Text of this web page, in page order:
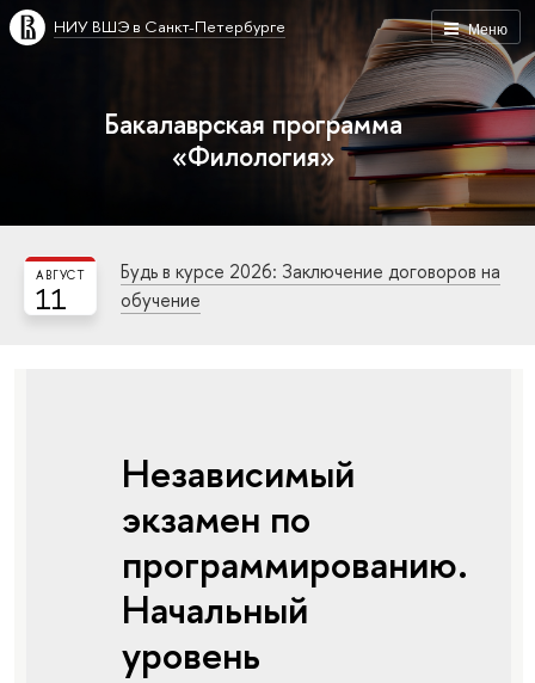
Меню
НИУ ВШЭ в Санкт-Петербурге
Бакалаврская программа
«Филология»
11
АВГУСТ
Будь в курсе 2026: Заключение договоров на
обучение
Независимый
экзамен по
программированию.
Начальный
уровень